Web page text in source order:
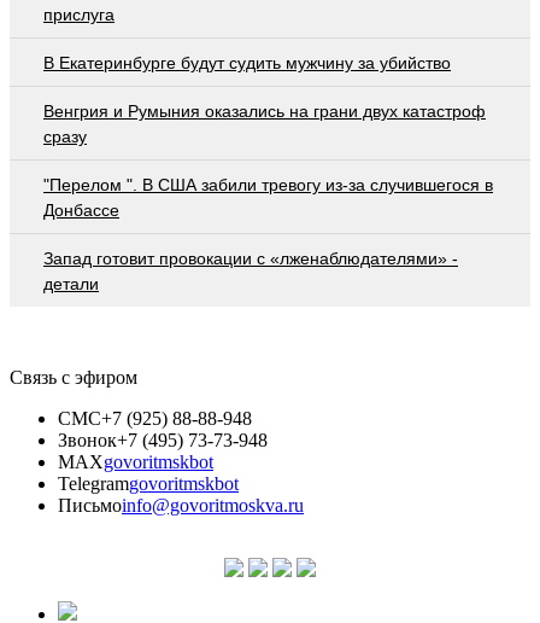
приcлугa
В Екатеринбурге будут судить мужчину за убийство
Венгрия и Румыния оказались на грани двух катастроф
сразу
"Перелом ". В США забили тревогу из-за случившегося в
Донбассе
Запад готовит провокации с «лженаблюдателями» -
детали
Связь с эфиром
СМС+7 (925) 88-88-948
Звонок+7 (495) 73-73-948
MAXgovoritmskbot
Telegramgovoritmskbot
Письмоinfo@govoritmoskva.ru